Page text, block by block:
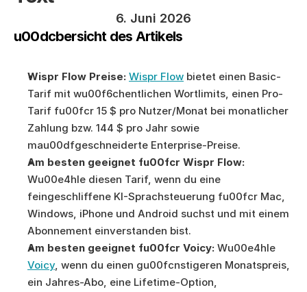
6. Juni 2026
u00dcbersicht des Artikels
Wispr Flow Preise: Wispr Flow bietet einen Basic-
Tarif mit wu00f6chentlichen Wortlimits, einen Pro-
Tarif fu00fcr 15 $ pro Nutzer/Monat bei monatlicher
Zahlung bzw. 144 $ pro Jahr sowie
mau00dfgeschneiderte Enterprise-Preise.
Am besten geeignet fu00fcr Wispr Flow:
Wu00e4hle diesen Tarif, wenn du eine
feingeschliffene KI-Sprachsteuerung fu00fcr Mac,
Windows, iPhone und Android suchst und mit einem
Abonnement einverstanden bist.
Am besten geeignet fu00fcr Voicy:
Voicy, wenn du einen gu00fcnstigeren Monatspreis,
ein Jahres-Abo, eine Lifetime-Option,